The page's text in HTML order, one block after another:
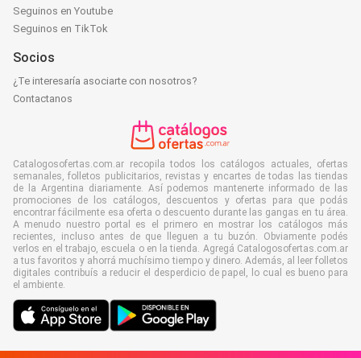
Seguinos en Youtube
Seguinos en TikTok
Socios
¿Te interesaría asociarte con nosotros?
Contactanos
Catalogosofertas.com.ar recopila todos los catálogos actuales, ofertas
semanales, folletos publicitarios, revistas y encartes de todas las tiendas
de la Argentina diariamente. Así podemos mantenerte informado de las
promociones de los catálogos, descuentos y ofertas para que podás
encontrar fácilmente esa oferta o descuento durante las gangas en tu área.
A menudo nuestro portal es el primero en mostrar los catálogos más
recientes, incluso antes de que lleguen a tu buzón. Obviamente podés
verlos en el trabajo, escuela o en la tienda. Agregá Catalogosofertas.com.ar
a tus favoritos y ahorrá muchísimo tiempo y dinero. Además, al leer folletos
digitales contribuís a reducir el desperdicio de papel, lo cual es bueno para
el ambiente.